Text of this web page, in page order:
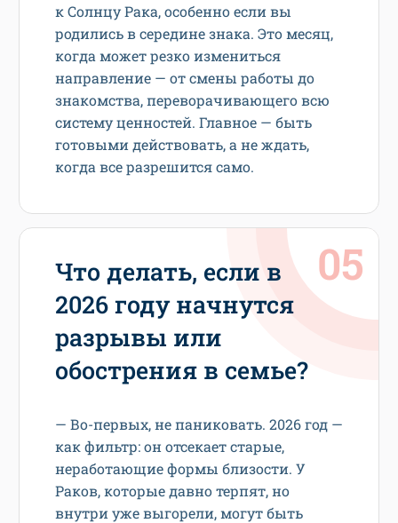
к Солнцу Рака, особенно если вы
родились в середине знака. Это месяц,
когда может резко измениться
направление — от смены работы до
знакомства, переворачивающего всю
систему ценностей. Главное — быть
готовыми действовать, а не ждать,
когда все разрешится само.
Что делать, если в
2026 году начнутся
разрывы или
обострения в семье?
— Во-первых, не паниковать. 2026 год —
как фильтр: он отсекает старые,
неработающие формы близости. У
Раков, которые давно терпят, но
внутри уже выгорели, могут быть